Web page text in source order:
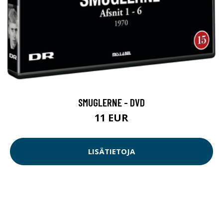
SMUGLERNE - DVD
11 EUR
LISÄTIETOJA